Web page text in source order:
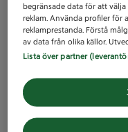
begränsade data för att
reklam. Använda profiler för
reklamprestanda. Förstå
av data från olika källor.
Lista över partner